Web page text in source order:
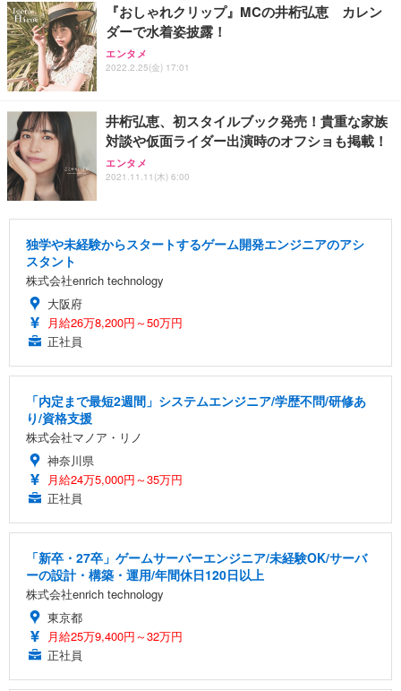
『おしゃれクリップ』MCの井桁弘恵 カレン
ダーで水着姿披露！
エンタメ
2022.2.25(金) 17:01
井桁弘恵、初スタイルブック発売！貴重な家族
対談や仮面ライダー出演時のオフショも掲載！
エンタメ
2021.11.11(木) 6:00
独学や未経験からスタートするゲーム開発エンジニアのアシ
スタント
株式会社enrich technology
大阪府
月給26万8,200円～50万円
正社員
「内定まで最短2週間」システムエンジニア/学歴不問/研修あ
り/資格支援
株式会社マノア・リノ
神奈川県
月給24万5,000円～35万円
正社員
「新卒・27卒」ゲームサーバーエンジニア/未経験OK/サーバ
ーの設計・構築・運用/年間休日120日以上
株式会社enrich technology
東京都
月給25万9,400円～32万円
正社員